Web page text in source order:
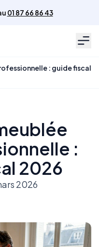
01 87 66 86 43
: guide fiscal
:
2026
2026